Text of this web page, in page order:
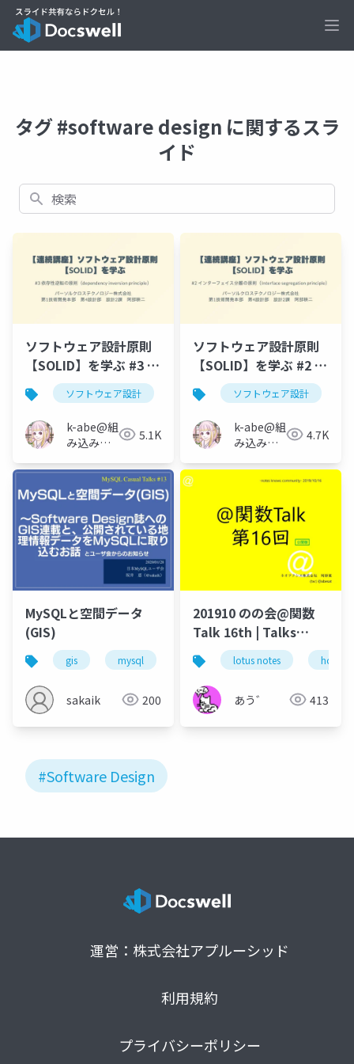
タグ #software design に関するスラ
イド
検索
ソフトウェア設計原則
【SOLID】を学ぶ #3 依
存性逆転の原則
ソフトウェア設計 solid 依存性逆転の原則
k-abe@組
み込みソ
アの人
5.1K
ソフトウェア設計原則
【SOLID】を学ぶ #2 イ
ンターフェイス分離の
原則
ソフトウェア設計
k-abe@組
み込みソ
アの人
4.7K
MySQLと空間データ
(GIS)
gis mysql software design
sakaik 200
201910 のの会@関数
Talk 16th | Talks
around @Functions
in Notes and Domino
lotus notes hcl
あう゛ 413
#Software Design
運営：株式会社アプルーシッド
利用規約
プライバシーポリシー